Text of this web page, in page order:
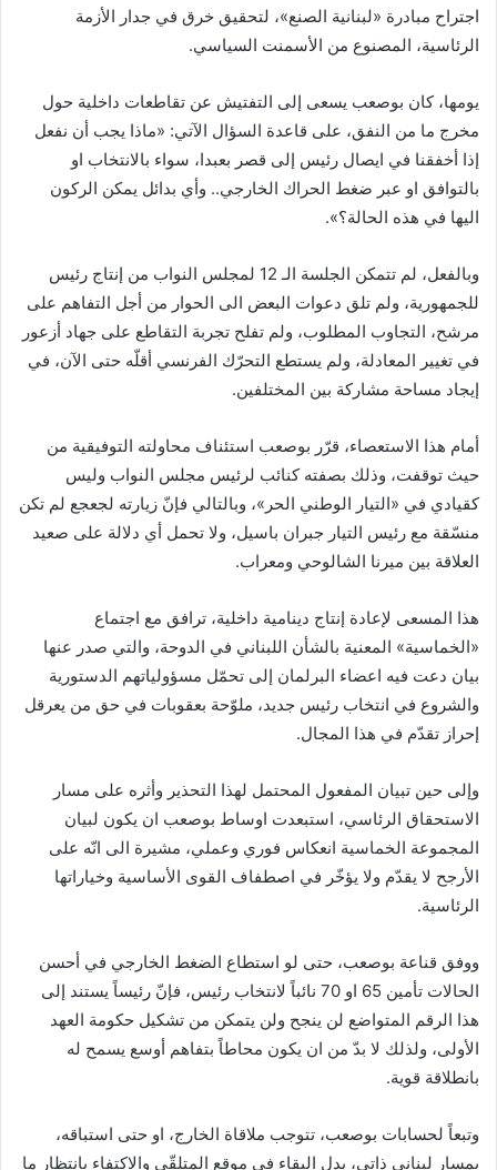
ت
ر
ن
ي
ا
اجتراح مبادرة «لبنانية الصنع»، لتحقيق خرق في جدار الأزمة
الرئاسية، المصنوع من الأسمنت السياسي.
يومها، كان بوصعب يسعى إلى التفتيش عن تقاطعات داخلية حول
مخرج ما من النفق، على قاعدة السؤال الآتي: «ماذا يجب أن نفعل
إذا أخفقنا في ايصال رئيس إلى قصر بعبدا، سواء بالانتخاب او
بالتوافق او عبر ضغط الحراك الخارجي.. وأي بدائل يمكن الركون
اليها في هذه الحالة؟».
وبالفعل، لم تتمكن الجلسة الـ 12 لمجلس النواب من إنتاج رئيس
للجمهورية، ولم تلق دعوات البعض الى الحوار من أجل التفاهم على
مرشح، التجاوب المطلوب، ولم تفلح تجربة التقاطع على جهاد أزعور
في تغيير المعادلة، ولم يستطع التحرّك الفرنسي أقلّه حتى الآن، في
إيجاد مساحة مشاركة بين المختلفين.
أمام هذا الاستعصاء، قرّر بوصعب استئناف محاولته التوفيقية من
حيث توقفت، وذلك بصفته كنائب لرئيس مجلس النواب وليس
كقيادي في «التيار الوطني الحر»، وبالتالي فإنّ زيارته لجعجع لم تكن
منسّقة مع رئيس التيار جبران باسيل، ولا تحمل أي دلالة على صعيد
العلاقة بين ميرنا الشالوحي ومعراب.
هذا المسعى لإعادة إنتاج دينامية داخلية، ترافق مع اجتماع
«الخماسية» المعنية بالشأن اللبناني في الدوحة، والتي صدر عنها
بيان دعت فيه اعضاء البرلمان إلى تحمّل مسؤولياتهم الدستورية
والشروع في انتخاب رئيس جديد، ملوّحة بعقوبات في حق من يعرقل
إحراز تقدّم في هذا المجال.
وإلى حين تبيان المفعول المحتمل لهذا التحذير وأثره على مسار
الاستحقاق الرئاسي، استبعدت اوساط بوصعب ان يكون لبيان
المجموعة الخماسية انعكاس فوري وعملي، مشيرة الى انّه على
الأرجح لا يقدّم ولا يؤخّر في اصطفاف القوى الأساسية وخياراتها
الرئاسية.
ووفق قناعة بوصعب، حتى لو استطاع الضغط الخارجي في أحسن
الحالات تأمين 65 او 70 نائباً لانتخاب رئيس، فإنّ رئيساً يستند إلى
هذا الرقم المتواضع لن ينجح ولن يتمكن من تشكيل حكومة العهد
الأولى، ولذلك لا بدّ من ان يكون محاطاً بتفاهم أوسع يسمح له
بانطلاقة قوية.
وتبعاً لحسابات بوصعب، تتوجب ملاقاة الخارج، او حتى استباقه،
بمسار لبناني ذاتي، بدل البقاء في موقع المتلقّي والاكتفاء بانتظار ما